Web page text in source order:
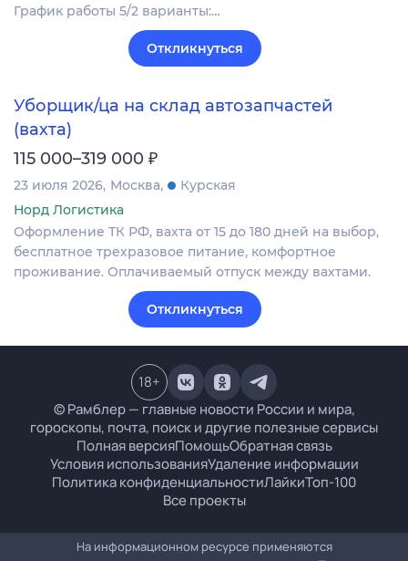
График работы 5/2 варианты:…
Откликнуться
Уборщик/ца на склад автозапчастей
(вахта)
115 000–319 000 ₽
23 июля 2026 Москва
Курская
Норд Логистика
Оформление ТК РФ, вахта от 15 до 180 дней на выбор,
бесплатное трехразовое питание, комфортное
проживание. Оплачиваемый отпуск между вахтами.
Откликнуться
© Рамблер — главные новости России и мира,
гороскопы, почта, поиск и другие полезные сервисы
Полная версияПомощьОбратная связь
Условия использованияУдаление информации
Политика конфиденциальностиЛайкиТоп-100
Все проекты
18+
На информационном ресурсе применяются